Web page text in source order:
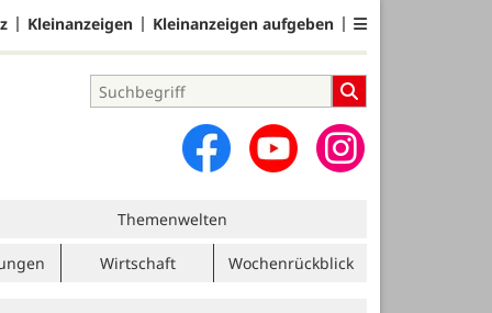
Kleinanzeigen Kleinanzeigen aufgeben
Themenwelten
Wirtschaft Wochenrückblick